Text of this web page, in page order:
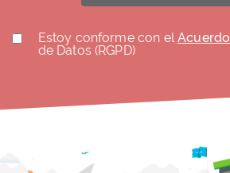
Estoy conforme con elAcuerdo
de Datos (RGPD)